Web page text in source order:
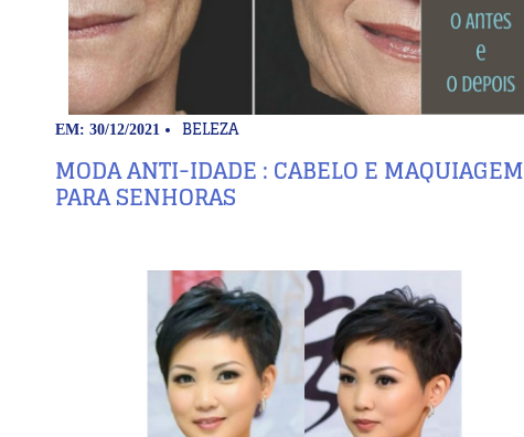
EM: 30/12/2021 BELEZA
MODA ANTI-IDADE : CABELO E MAQUIAGEM
PARA SENHORAS